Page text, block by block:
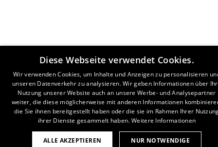
Diese Webseite verwendet Cookies.
Wir verwenden Cookies, um Inhalte und Anzeigen zu personalisieren
unseren Datenverkehr zu analysieren. Wir geben Informationen über
Nutzung unserer Website auch an unsere Werbe- und Analysepartner
weiter, die diese möglicherweise mit anderen Informationen
die Sie ihnen bereitgestellt haben oder die sie im Rahmen Ihrer
ihrer Dienste gesammelt haben. Weitere Informationen
ALLE AKZEPTIEREN NUR NOTWENDIGE